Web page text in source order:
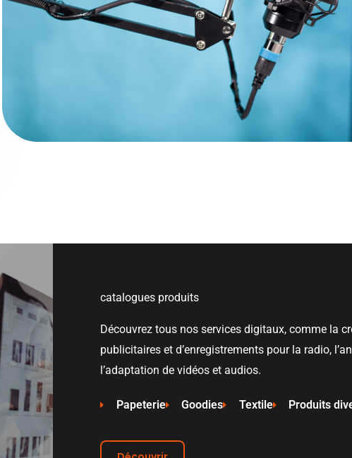
catalogues produits
Découvrez tous nos services digitaux, comme la
publicitaires et d’enregistrements pour la radio,
l’adaptation de vidéos et audios.
Papeterie Goodies Textile Produits